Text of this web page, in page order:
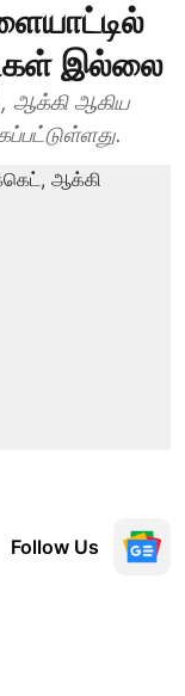
இல்லை
ஆக்கி ஆகிய
Follow Us